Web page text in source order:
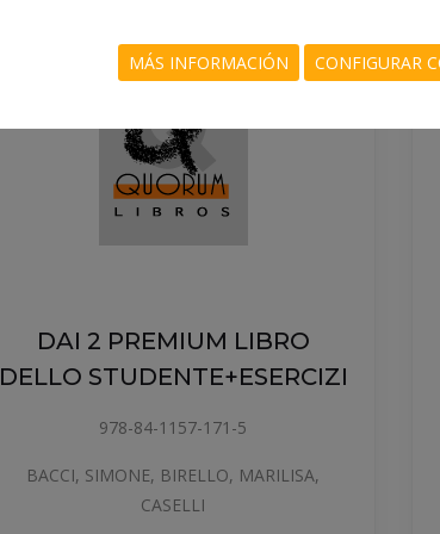
DAI 2 PREMIUM LIBRO
DELLO STUDENTE+ESERCIZI
978-84-1157-171-5
BACCI, SIMONE, BIRELLO, MARILISA,
CASELLI
MÁS INFORMACIÓN CONFIGURAR